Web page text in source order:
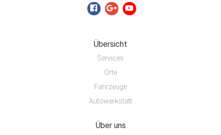
Übersicht
Services
Orte
Fahrzeuge
Autowerkstatt
Über uns